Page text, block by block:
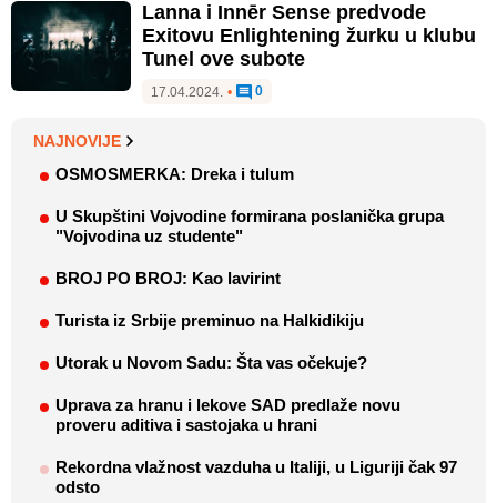
Lanna i Innēr Sense predvode
Exitovu Enlightening žurku u klubu
Tunel ove subote
17.04.2024. • 0
NAJNOVIJE
OSMOSMERKA: Dreka i tulum
U Skupštini Vojvodine formirana poslanička grupa
"Vojvodina uz studente"
BROJ PO BROJ: Kao lavirint
Turista iz Srbije preminuo na Halkidikiju
Utorak u Novom Sadu: Šta vas očekuje?
Uprava za hranu i lekove SAD predlaže novu
proveru aditiva i sastojaka u hrani
Rekordna vlažnost vazduha u Italiji, u Liguriji čak 97
odsto